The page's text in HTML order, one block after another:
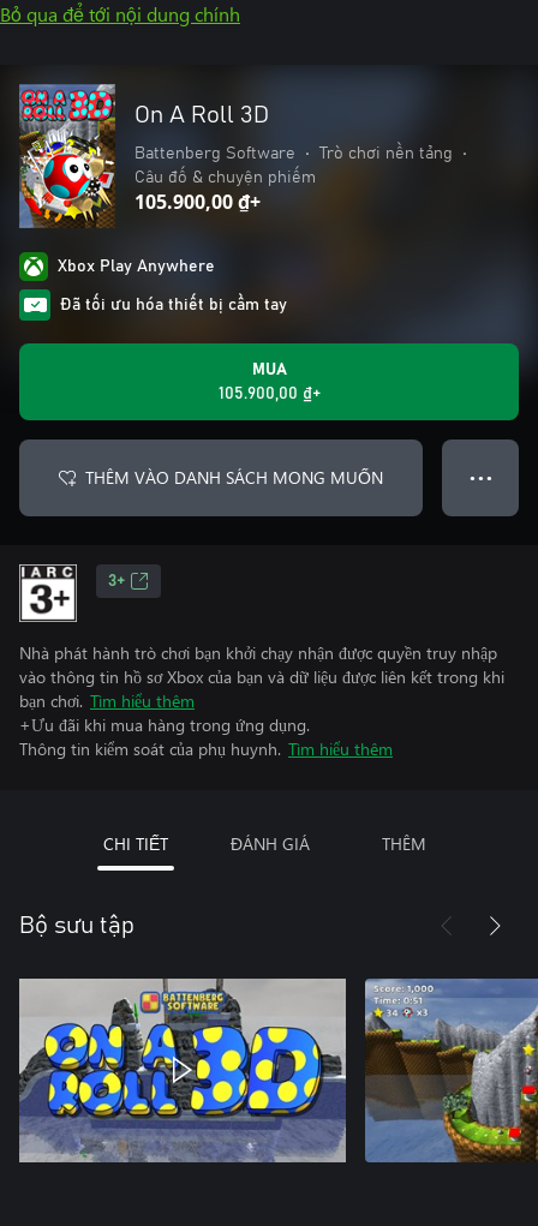
Bỏ qua để tới nội dung chính
On A Roll 3D
Battenberg Software • Trò chơi nền tảng
•
Câu đố & chuyện phiếm
105.900,00 ₫+
Xbox Play Anywhere
Đã tối ưu hóa thiết bị cầm tay
MUA
105.900,00 ₫+
THÊM VÀO DANH SÁCH MONG MUỐN ● ● ●
3+
Nhà phát hành trò chơi bạn khởi chạy nhận được quyền truy nhập
vào thông tin hồ sơ Xbox của bạn và dữ liệu được liên kết trong khi
bạn chơi. Tìm hiểu thêm
+Ưu đãi khi mua hàng trong ứng dụng.
Thông tin kiểm soát của phụ huynh. Tìm hiểu thêm
CHI TIẾT ĐÁNH GIÁ THÊM
Bộ sưu tập